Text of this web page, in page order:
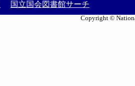
国立国会図書館サーチ
Copyright ©